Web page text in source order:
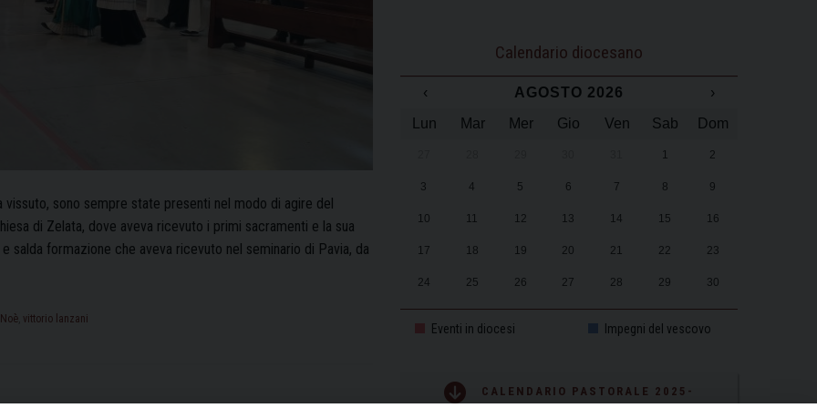
vissuto, sono sempre state presenti nel modo di agire del
di Zelata, dove aveva ricevuto i primi sacramenti e la sua
salda formazione che aveva ricevuto nel seminario di Pavia, da
vittorio lanzani
Calendario diocesano
‹ AGOSTO 2026
›
Lun
Mar Mer Gio Ven Sab Dom
1 2
3 4 5 6 7 8 9
10 11 12 13 14 15 16
17 18 19 20 21 22 23
24 25 26 27 28 29 30
Eventi in diocesi Impegni del vescovo
CALENDARIO PASTORALE 2025-